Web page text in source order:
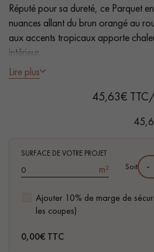
VOUS AVEZ UN
Nos experts sont à votre
Un expert Décoplus
Demandez un rendez-
Réputé pour sa dureté, ce Parquet
nuances allant du brun orangé au
aux accents tropicaux apporte
intérieur.
- Lames largeur L 12 cm - Longueurs
- Choix Select - rendu homogène,
Lire plus
45,63€
SURFACE DE VOTRE PROJET
m²
Ajouter 10% de marge de
les coupes)
Soit -
0,00€ TTC